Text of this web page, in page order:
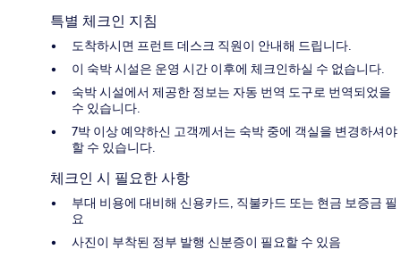
특별 체크인 지침
도착하시면 프런트 데스크 직원이 안내해 드립니다.
이 숙박 시설은 운영 시간 이후에 체크인하실 수 없습니다.
숙박 시설에서 제공한 정보는 자동 번역 도구로 번역되었을
수 있습니다.
7박 이상 예약하신 고객께서는 숙박 중에 객실을 변경하셔야
할 수 있습니다.
체크인 시 필요한 사항
부대 비용에 대비해 신용카드, 직불카드 또는 현금 보증금 필
요
사진이 부착된 정부 발행 신분증이 필요할 수 있음